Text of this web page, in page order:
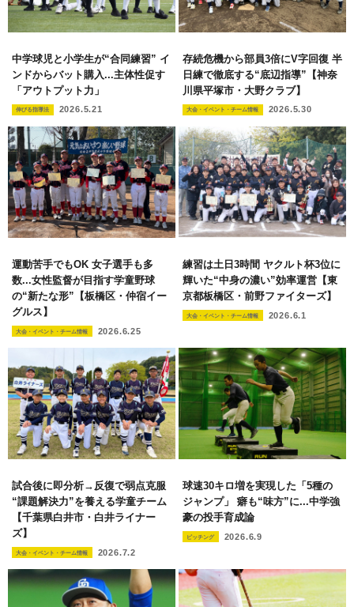
中学球児と小学生が“合同練習” イ
ンドからバット購入...主体性促す
「アウトプット力」
伸びる指導法 2026.5.21
存続危機から部員3倍にV字回復 半
日練で徹底する“底辺指導”【神奈
川県平塚市・大野クラブ】
大会・イベント・チーム情報 2026.5.30
運動苦手でもOK 女子選手も多
数...女性監督が目指す学童野球
の“新たな形”【板橋区・仲宿イー
グルス】
大会・イベント・チーム情報 2026.6.25
練習は土日3時間 ヤクルト杯3位に
輝いた“中身の濃い”効率運営【東
京都板橋区・前野ファイターズ】
大会・イベント・チーム情報 2026.6.1
試合後に即分析→反復で弱点克服
“課題解決力”を養える学童チーム
【千葉県白井市・白井ライナー
ズ】
大会・イベント・チーム情報 2026.7.2
球速30キロ増を実現した「5種の
ジャンプ」 癖も“味方”に...中学強
豪の投手育成論
ピッチング 2026.6.9